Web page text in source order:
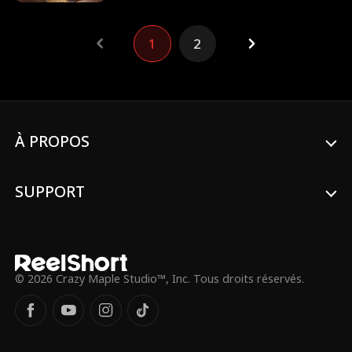
William Zimmer, pourtant promis à une
mort précoce. Mais William survit et
prospère, propulsant les Zimmer au
terrible.
1 2
À PROPOS
SUPPORT
© 2026 Crazy Maple Studio™, Inc. Tous droits réservés.